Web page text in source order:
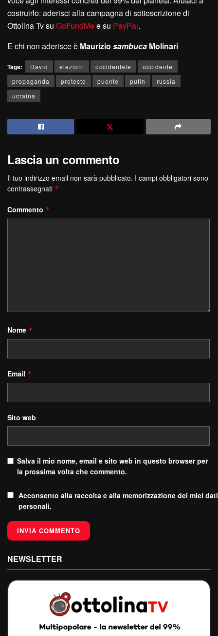
costruirlo: aderisci alla campagna di sottoscrizione di
Ottolina Tv su GoFundMee su PayPal.
E chi non aderisce è Maurizio sambuca Molinari
Tags: David elezioni occidentale
occidente
propaganda
proteste puente putin
russia
ucraina
Lascia un commento
Il tuo indirizzo email non sarà pubblicato. I campi obbligatori sono
contrassegnati *
Commento *
Nome *
Email *
Sito web
Salva il mio nome, email e sito web in questo browser per
la prossima volta che commento.
Acconsento alla raccolta e alla memorizzazione dei miei dati
personali.
NEWSLETTER